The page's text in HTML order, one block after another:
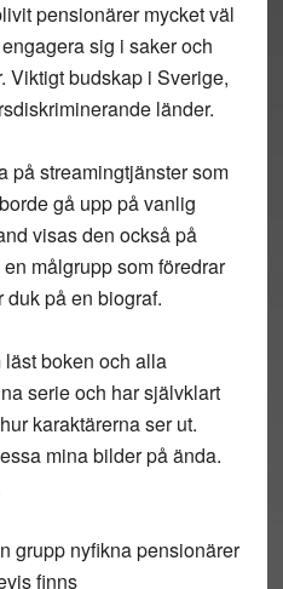
pensionärer mycket väl
sig i saker och
Viktigt budskap i Sverige,
länder.
på streamingtjänster som
gå upp på vanlig
visas den också på
målgrupp som föredrar
duk på en biograf.
boken och alla
serie och har självklart
karaktärerna ser ut.
mina bilder på ända.
grupp nyfikna pensionärer
finns